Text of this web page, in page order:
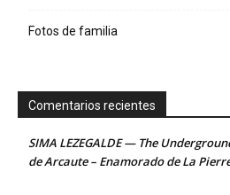
Fotos de familia
Comentarios recientes
SIMA LEZEGALDE — The
de Arcaute – Enamorado de La